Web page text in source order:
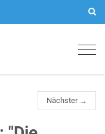
Nächster →